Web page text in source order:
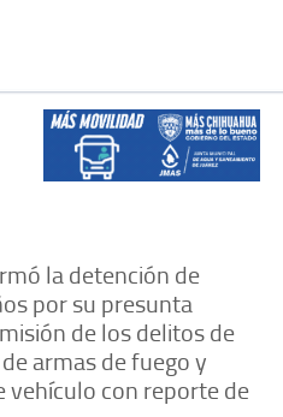
la detención de
por su presunta
de los delitos de
armas de fuego y
vehículo con reporte de